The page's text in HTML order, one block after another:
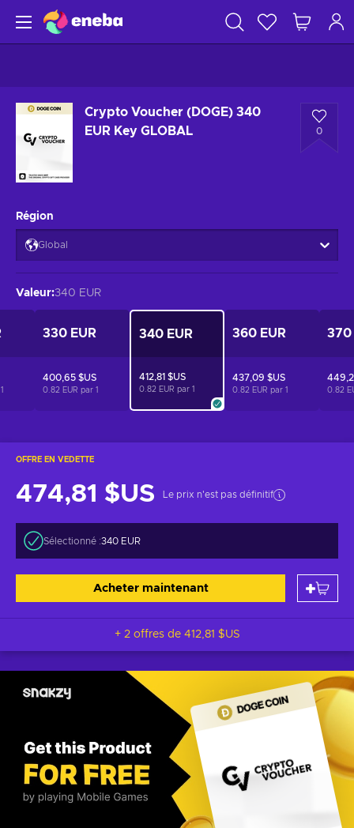
Crypto Voucher (DOGE) 340
EUR Key GLOBAL
0
OFFRE EN VEDETTE
474,81 $US Le prix n'est pas définitif
Sélectionné :340 EUR
Acheter maintenant
+ 2 offres de 412,81 $US
Région
Global
Valeur:340 EUR
1
330 EUR
400,65 $US
0.82 EUR par 1
340 EUR
412,81 $US
0.82 EUR par 1
360 EUR
437,09 $US
0.82 EUR par 1
370
0.82